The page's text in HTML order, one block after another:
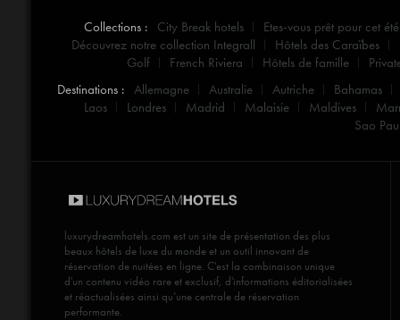
Collections : City Break hotels
Etes-vous prêt pour cet été
Découvrez notre collection Integrall
Hôtels des Caraïbes
Golf
French Riviera Hôtels de famille
Destinations : Allemagne Australie Autriche
Bahamas
Laos
Londres Madrid Malaisie Maldives
Sao
luxurydreamhotels.com est un site de présentation des plus
beaux hôtels de luxe du monde et un outil innovant de
réservation de nuitées en ligne. C'est la combinaison unique
d'un contenu vidéo rare et exclusif, d'informations éditorialisées
et réactualisées ainsi qu’une centrale de réservation
performante.